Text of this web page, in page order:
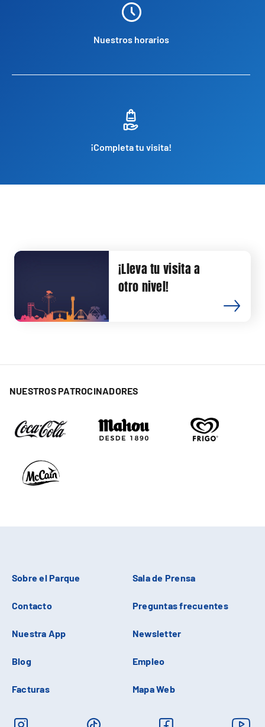
Nuestros horarios
¡Completa tu visita!
¡Lleva tu visita a
otro nivel!
NUESTROS PATROCINADORES
Sobre el Parque Sala de Prensa
Contacto Preguntas frecuentes
Nuestra App Newsletter
Blog Empleo
Facturas Mapa Web